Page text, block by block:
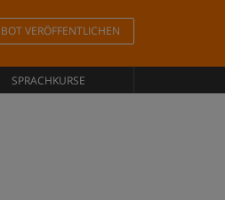
VERÖFFENTLICHEN
SPRACHKURSE